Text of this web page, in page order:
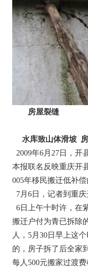
房屋裂缝
水库致山体滑坡
2009年6月27日，开
本报联名反映重庆开
005年移民搬迁低补偿
7月6日，记者到重
6日上午十时许，在
搬迁户付为青已拆除
人，5月30日早上这
的，房子拆了后全家
每人500元搬家过渡